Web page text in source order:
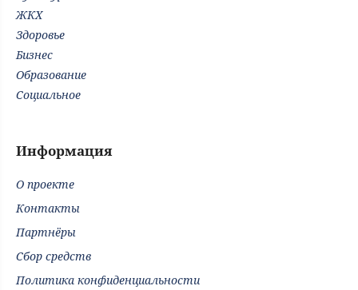
ЖКХ
Здоровье
Бизнес
Образование
Социальное
Информация
О проекте
Контакты
Партнёры
Сбор средств
Политика конфиденциальности